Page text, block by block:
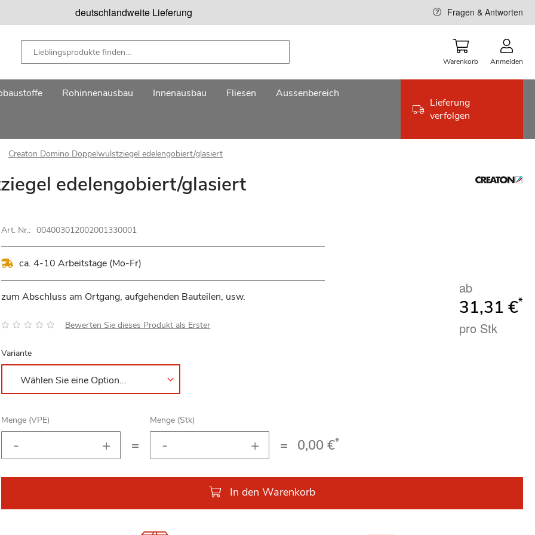
deutschlandweite Lieferung Fragen & Antworten
Warenkorb Anmelden
Rohinnenausbau Innenausbau Fliesen Aussenbereich
Lieferung
verfolgen
Creaton Domino Doppelwulstziegel edelengobiert/glasiert
edelengobiert/glasiert
Art. Nr.: 004003012002001330001
ca. 4-10 Arbeitstage (Mo-Fr)
zum Abschluss am Ortgang, aufgehenden Bauteilen, usw.
Bewertung: Bewerten Sie dieses Produkt als Erster
ab
31,31 €*
pro Stk
Variante
Menge (VPE)
=
Menge (Stk)
= 0,00 €*
In den Warenkorb